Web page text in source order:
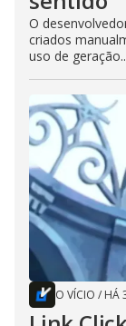
O
criados
uso de
O VÍCIO / HÁ